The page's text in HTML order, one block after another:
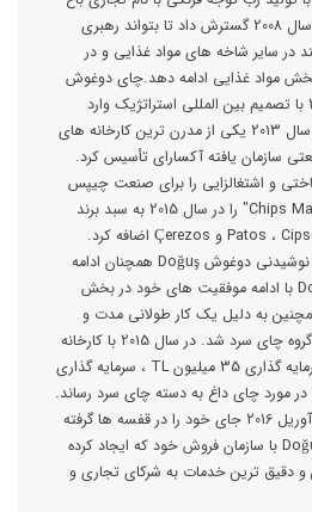
دوغوش Doğuş garden در سال 2008 گسترش داد تا بتواند رهبری
در سایر شاخه های مواد غذایی و در
مواد غذایی ادامه دهد.چای دوغوش
Doğuş Çay که در سال 2013 با تصمیم بین المللی استراتژیک وارد
دسته تولید چیپس شد و در سال 2013 یکی از مدرن ترین کارخانه های
سازمان یافته آکسارای تأسیس کرد.
و اشتغالزایی را برای صنعت چیپس
به ارمغان آورده است ، "Chips Master" را در سال 2015 به سبد برند
خود و همچنین مارک های Patos ، Cipso و Çerezos اضافه کرد.
تولید چیپس ها با نام غذا و نوشیدنی دوغوش Doğuş همچنان ادامه
دارد. دوغوش چای Doğuş çay با ادامه موفقیت های خود در بخش
در سال 2016 ، همچنین به دلیل یک کار طولانی مدت و
فشرده تحقیق و توسعه وارد گروه چای سرد شد. در سال 2015 با کارخانه
تولید چای سرد در ازمیر با سرمایه گذاری 35 میلیون TL ، سرمایه گذاری
چای داغ به دسته چای سرد رساند.
چای سرد دوغوش Doğuş از آوریل 2016 جای خود را در قفسه ها گرفته
است. چای دوغو ش Doğuş Çay با سازمان فروش خود که ایجاد کرده
دقیق ترین خدمات به شرکای تجاری و